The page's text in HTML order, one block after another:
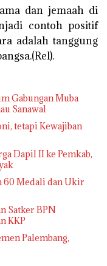
dan jemaah di
contoh positif
adalah tanggung
Gabungan Muba
Sanawal
tetapi Kewajiban
Dapil II ke Pemkab,
60 Medali dan Ukir
Satker BPN
KKP
Palembang,